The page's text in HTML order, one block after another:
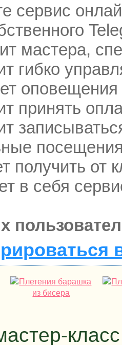
сервис
мастера,
гибко
оповещения
принять
от
в себя